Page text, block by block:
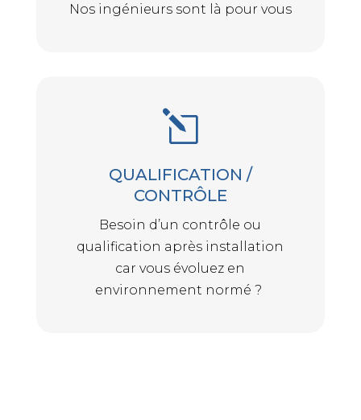
Nos ingénieurs sont là pour vous
l
QUALIFICATION /
CONTRÔLE
Besoin d’un contrôle ou
qualification après installation
car vous évoluez en
environnement normé ?